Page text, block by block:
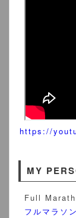
https://
MY
Full
フルマラ